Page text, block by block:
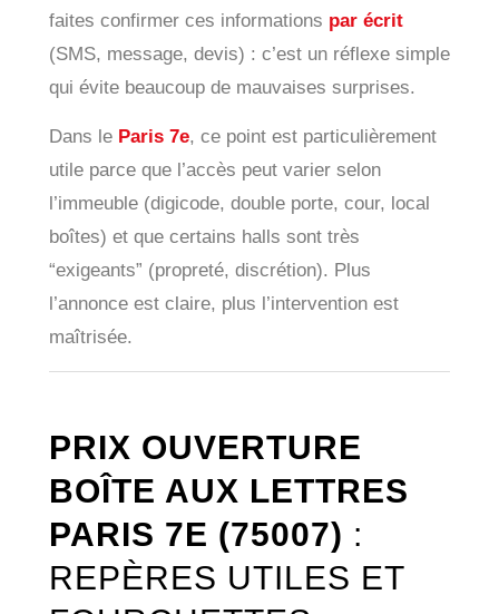
faites confirmer ces informations par écrit
(SMS, message, devis) : c’est un réflexe simple
qui évite beaucoup de mauvaises surprises.
Dans le Paris 7e, ce point est particulièrement
utile parce que l’accès peut varier selon
l’immeuble (digicode, double porte, cour, local
boîtes) et que certains halls sont très
“exigeants” (propreté, discrétion). Plus
l’annonce est claire, plus l’intervention est
maîtrisée.
PRIX OUVERTURE
BOÎTE AUX LETTRES
PARIS 7E (75007) :
REPÈRES UTILES ET